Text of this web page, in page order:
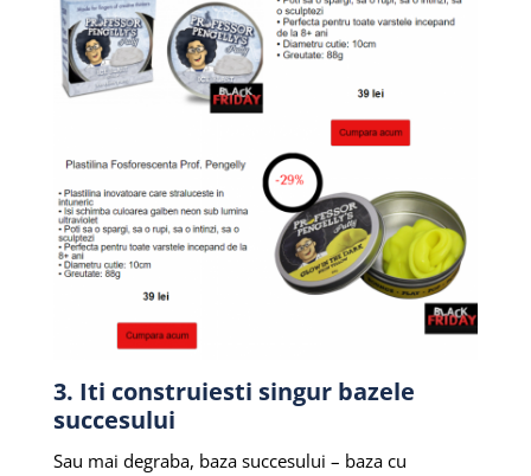
3. Iti construiesti singur bazele
succesului
Sau mai degraba, baza succesului – baza cu